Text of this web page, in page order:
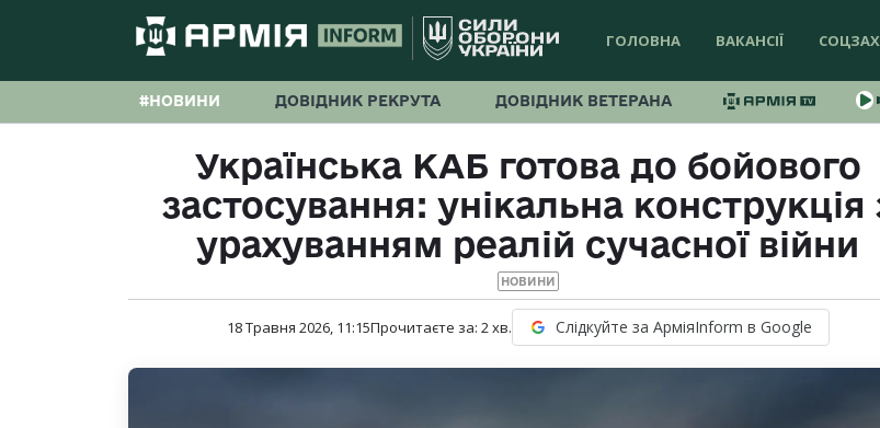
ГОЛОВНА ВАКАНСІЇ
#НОВИНИ ДОВІДНИК РЕКРУТА ДОВІДНИК ВЕТЕРАНА
Українська КАБ готова до бойового
застосування: унікальна конструкція
урахуванням реалій сучасної війни
НОВИНИ
18 Травня 2026, 11:15Прочитаєте за: 2хв. Слідкуйте за АрміяInform в Google